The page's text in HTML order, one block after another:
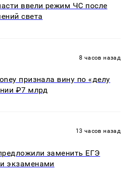
ввели режим ЧС после
света
8 часов назад
признала вину по «делу
₽7 млрд
13 часов назад
заменить ЕГЭ
экзаменами